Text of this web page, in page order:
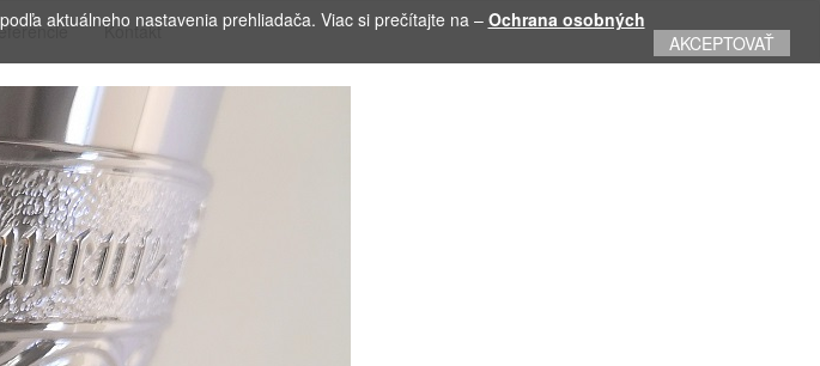
aktuálneho nastavenia prehliadača. Viac si prečítajte na – Ochrana osobných
AKCEPTOVAŤ
Kontakt